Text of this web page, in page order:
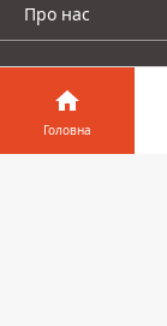
Про нас
Головна